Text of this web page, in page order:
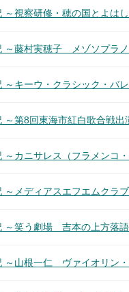
～視察研修・穂の国とよは
～藤村実穂子 メゾソプラ
～キーウ・クラシック・
～第8回東海市紅白歌合戦出
～カニサレス（フラメンコ
～メディアスエフエムクラブ
～笑う劇場 吉本の上方落語
～山根一仁 ヴァイオリン